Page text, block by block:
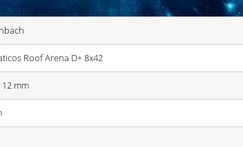
Roof Arena D+ 8x42
12 mm